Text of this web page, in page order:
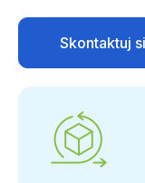
Skontaktuj
wsparcia